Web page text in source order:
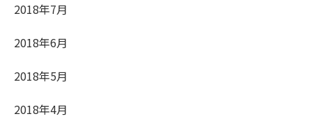
2018年7月
2018年6月
2018年5月
2018年4月